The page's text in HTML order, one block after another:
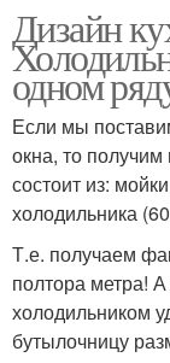
Дизайн
одном
Если мы
окна, то
состоит из:
холодильника
Т.е. получаем
полтора метра!
холодильником
бутылочницу